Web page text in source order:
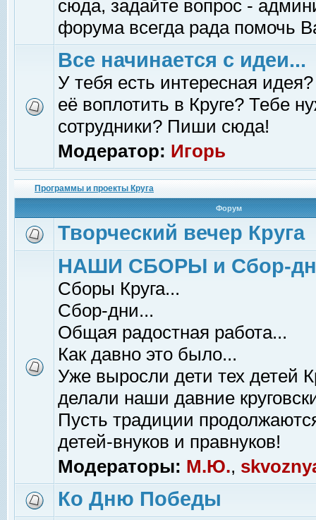
сюда, задайте вопрос -
форума всегда рада помочь
Все начинается с идеи...
У тебя есть интересная
её воплотить в Круге? Тебе
сотрудники? Пиши сюда!
Модератор: Игорь
Программы и проекты Круга
Форум
Творческий вечер Круга
НАШИ СБОРЫ и Сбор-
Сборы Круга...
Сбор-дни...
Общая радостная работа...
Как давно это было...
Уже выросли дети тех детей
делали наши давние
Пусть традиции
детей-внуков и правнуков!
Модераторы: М.Ю.,
Ко Дню Победы